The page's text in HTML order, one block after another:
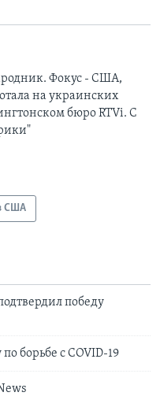
Фокус - США,
на украинских
бюро RTVi. С
США
победу
борьбе с COVID-19